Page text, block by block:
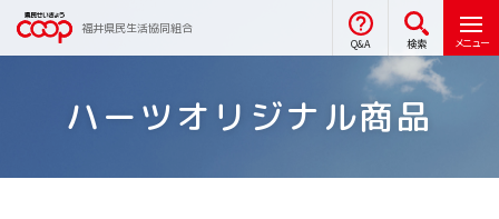
福井県民生活協同組合
Q&A 検索 メニュー
ハーツオリジナル商品